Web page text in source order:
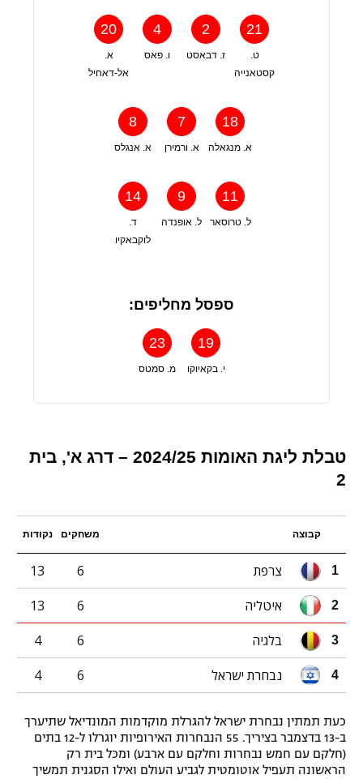
20
א.
אל-דאחיל
4
ו. פאס
2
ז. דבאסט
21
ט.
קסטאנייה
8
א. אנגלס
7
א. ורמירן
18
א. מנגאלה
14
ד.
לוקבאקיו
9
ל. אופנדה
11
ל. טרוסאר
ספסל מחליפים:
23
מ. סמטס
19
י. בקאיוקו
טבלת ליגת האומות 2024/25 – דרג א', בית
2
קבוצה משחקים נקודות
1 צרפת 6
13
2 איטליה 6
13
3 בלגיה 6
4
4 נבחרת ישראל 6
4
כעת תמתין נבחרת ישראל להגרלת מוקדמות המונדיאל שתיערך
ב-13 בדצמבר בציריך. 55 הנבחרות האירופיות יוגרלו ל-12 בתים
(חלקם עם חמש נבחרות וחלקם עם ארבע) ומכל בית רק
הראשונה תעפיל אוטומטית לגביע העולם ואילו הסגנית תמשיך